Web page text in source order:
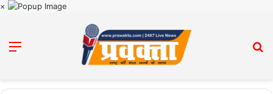
×
Menu